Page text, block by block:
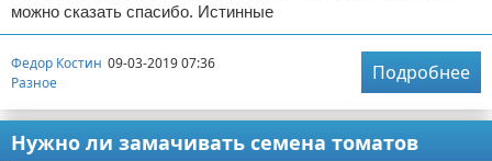
можно сказать спасибо. Истинные
Федор Костин 09-03-2019 07:36
Разное
Подробнее
Нужно ли замачивать семена томатов